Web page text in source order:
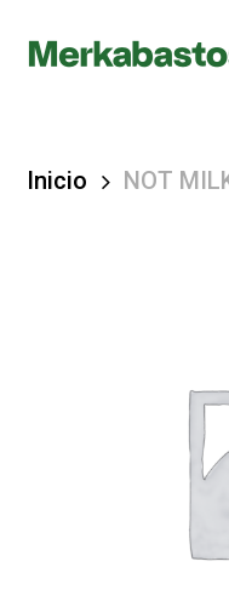
Inicio NOT